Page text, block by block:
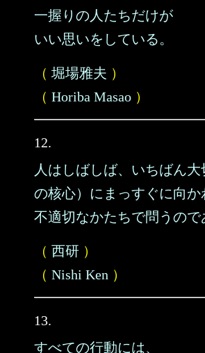
一握りの人たちだけが
いい思いをしている。
（ 堀場雅夫 ）
（ Horiba Masao ）
12.
人はしばしば、いちばん
の核心）にまっすぐに向か
不適切なかたちで問うので
（ 西研 ）
（ Nishi Ken ）
13.
すべての行動には、